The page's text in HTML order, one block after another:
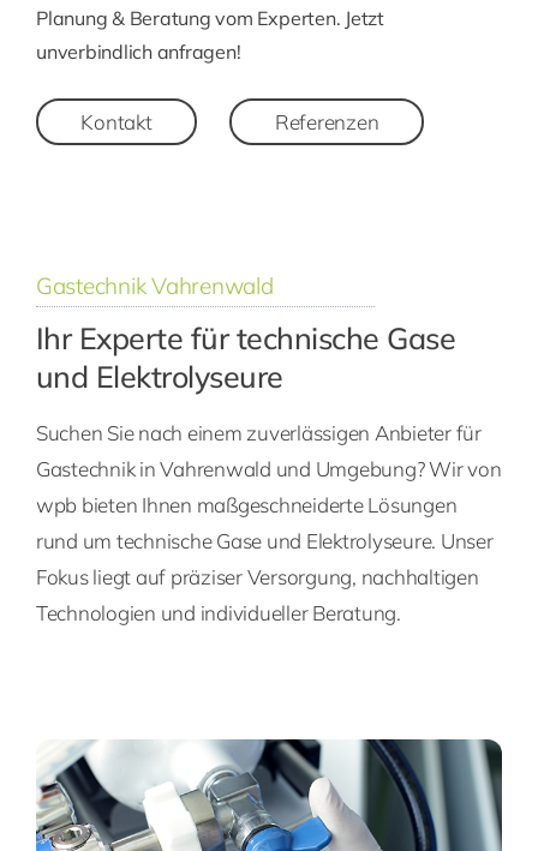
Kontakt
Planung & Beratung vom Experten. Jetzt
unverbindlich anfragen!
Kontakt Referenzen
Gastechnik Vahrenwald
Ihr Experte für technische Gase
und Elektrolyseure
Suchen Sie nach einem zuverlässigen Anbieter für
Gastechnik in Vahrenwald und Umgebung? Wir von
wpb bieten Ihnen maßgeschneiderte Lösungen
rund um technische Gase und Elektrolyseure. Unser
Fokus liegt auf präziser Versorgung, nachhaltigen
Technologien und individueller Beratung.